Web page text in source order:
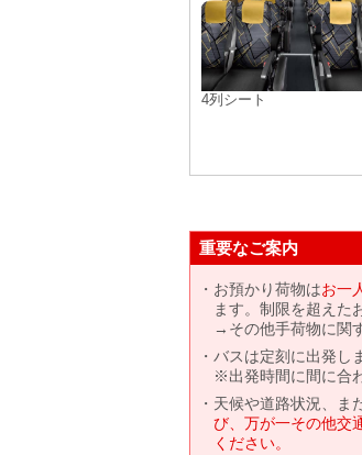
4列シート
重要なご案内
お預かり荷物はお一
ます。制限を超えた
→その他手荷物に関
バスは定刻に出発し
※出発時間に間に合
天候や道路状況、ま
び、万が一その他交
ください。